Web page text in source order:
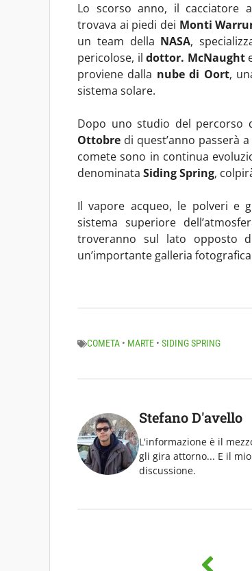
Lo scorso anno, il cacciatore
trovava ai piedi dei Monti
un team della NASA,
pericolose, ildottor. McNaught
proviene dalla nube di Oort,
sistema solare.
Dopo uno studio del percorso
Ottobre di quest’anno passerà a
comete sono in continua
denominata Siding Spring,
Il vapore acqueo, le polveri e
sistema superiore
troveranno sul lato opposto
un’importante galleria fotografica
COMETA • MARTE • SIDING SPRING
Stefano D'avello
L'informazione è il
gli gira attorno... E il
discussione.